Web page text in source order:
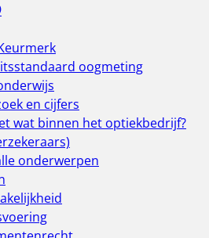
oogmeting
en cijfers
wat binnen het optiekbedrijf?
onderwerpen